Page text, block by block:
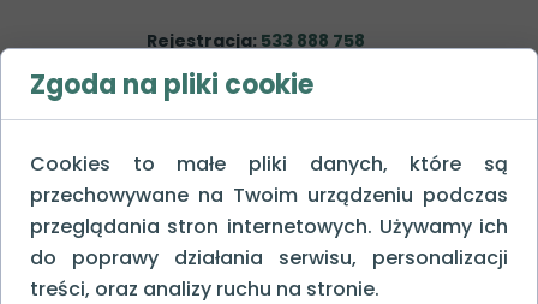
Rejestracja: 533 888 758
cokokolux@gmail.com
Salon Optyczny:731 888 298
Email:optyk.okolux@gmail.com
Centrum Okulistyki
Klinicznej OKOLUX
i Salon Optyczny
w Katowicach
Zgoda na pliki cookie
Cookies to małe pliki danych, które są
przechowywane na Twoim urządzeniu podczas
przeglądania stron internetowych. Używamy ich
do poprawy działania serwisu, personalizacji
treści, oraz analizy ruchu na stronie.